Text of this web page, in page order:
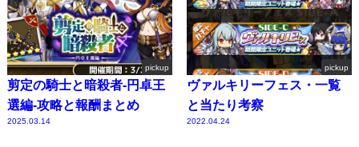
pickup
剪定の騎士と暗殺者-円卓王
選編-攻略と報酬まとめ
2025.03.14
pickup
ヴァルキリーフェス・一覧
と当たり考察
2022.04.24